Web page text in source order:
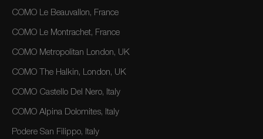
COMO Le Beauvallon, France
COMO Le Montrachet, France
COMO Metropolitan London, UK
COMO The Halkin, London, UK
COMO Castello Del Nero, Italy
COMO Alpina Dolomites, Italy
Podere San Filippo, Italy